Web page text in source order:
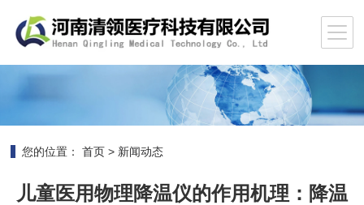
您的位置： 首页 > 新闻动态
儿童医用物理降温仪的作用机理：降温